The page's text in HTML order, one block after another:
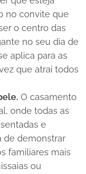
no convite que
o centro das
no seu dia de
aplica para as
que atrai todos
O casamento
onde todas as
e
de demonstrar
familiares mais
ou